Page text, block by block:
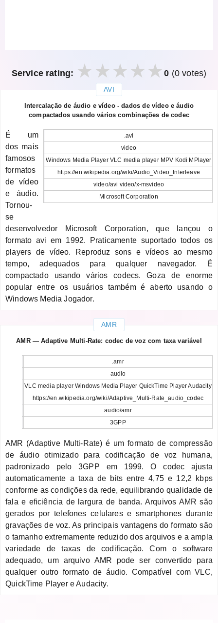
Service rating: 0 (0 votes)
AVI
Intercalação de áudio e vídeo - dados de vídeo e áudio
compactados usando vários combinações de codec
.avi
video
Windows Media Player VLC media player MPV Kodi MPlayer
https://en.wikipedia.org/wiki/Audio_Video_Interleave
video/avi video/x-msvideo
Microsoft Corporation
É um
dos mais
famosos
formatos
de vídeo
e áudio.
Tornou-
se
desenvolvedor Microsoft Corporation, que lançou o
formato avi em 1992. Praticamente suportado todos os
players de vídeo. Reproduz sons e vídeos ao mesmo
tempo, adequados para qualquer navegador. É
compactado usando vários codecs. Goza de enorme
popular entre os usuários também é aberto usando o
Windows Media Jogador.
AMR
AMR — Adaptive Multi-Rate: codec de voz com taxa variável
.amr
audio
VLC media player Windows Media Player QuickTime Player Audacity
https://en.wikipedia.org/wiki/Adaptive_Multi-Rate_audio_codec
audio/amr
3GPP
AMR (Adaptive Multi-Rate) é um formato de compressão
de áudio otimizado para codificação de voz humana,
padronizado pelo 3GPP em 1999. O codec ajusta
automaticamente a taxa de bits entre 4,75 e 12,2 kbps
conforme as condições da rede, equilibrando qualidade de
fala e eficiência de largura de banda. Arquivos AMR são
gerados por telefones celulares e smartphones durante
gravações de voz. As principais vantagens do formato são
o tamanho extremamente reduzido dos arquivos e a ampla
variedade de taxas de codificação. Com o software
adequado, um arquivo AMR pode ser convertido para
qualquer outro formato de áudio. Compatível com VLC,
QuickTime Player e Audacity.